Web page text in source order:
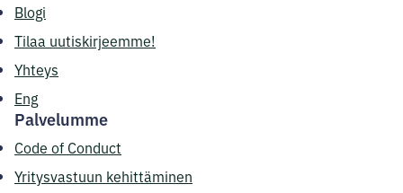
Blogi
Tilaa uutiskirjeemme!
Yhteys
Eng
Palvelumme
Code of Conduct
Yritysvastuun kehittäminen